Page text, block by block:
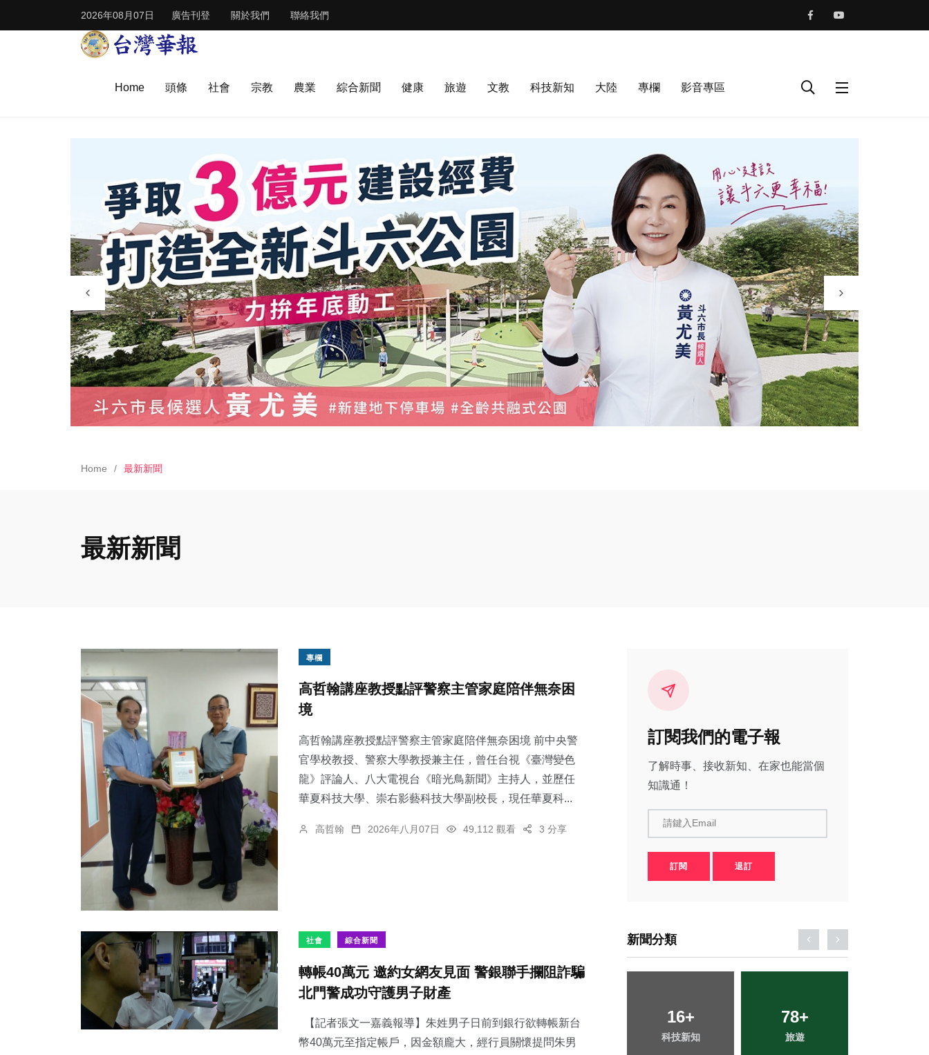
2026年08月07日 廣告刊登 關於我們 聯絡我們
Home 頭條 社會 宗教 農業 綜合新聞 健康 旅遊 文教 科技新知 大陸 專欄 影音專區
Home 最新新聞
最新新聞
專欄
高哲翰講座教授點評警察主管家庭陪伴無奈困
境
高哲翰講座教授點評警察主管家庭陪伴無奈困境 前中央警
官學校教授、警察大學教授兼主任，曾任台視《臺灣變色
龍》評論人、八大電視台《暗光鳥新聞》主持人，並歷任
華夏科技大學、崇右影藝科技大學副校長，現任華夏科...
高哲翰 2026年八月07日 49,112 觀看 3 分享
社會 綜合新聞
轉帳40萬元 邀約女網友見面 警銀聯手攔阻詐騙
北門警成功守護男子財產
【記者張文一嘉義報導】朱姓男子日前到銀行欲轉帳新台
幣40萬元至指定帳戶，因金額龐大，經行員關懷提問朱男
訂閱我們的電子報
了解時事、接收新知、在家也能當個
知識通！
請鍵入Email
訂閱 退訂
新聞分類
32+ 192+ 56+
專欄
16+
科技新知
78+
旅遊
1+
大陸
32+
宗教